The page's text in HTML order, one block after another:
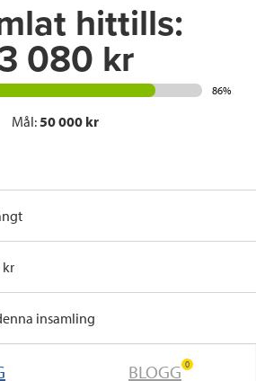
hittills:
080 kr
86%
Mål:50 000 kr
kr
insamling
BLOGG 0